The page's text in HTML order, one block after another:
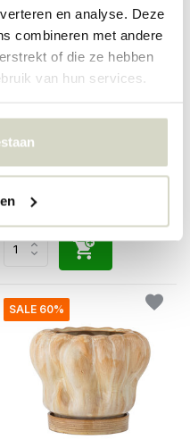
en analyse. Deze
combineren met andere
of die ze hebben
van hun services.
Nomad Planten standaard
€190,00 €142,50
Incl. btw
• Op voorraad
SALE 60%